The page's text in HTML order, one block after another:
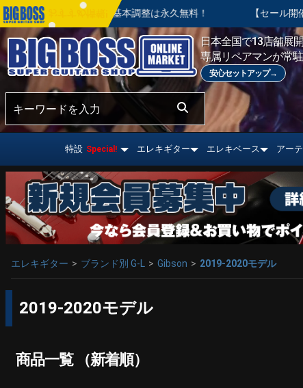
購入後の基本調整は永久無料！ 【セール開催中】BIG
日本全国で13店舗展
専属リペアマンが常
安心セットアップ→
特設 Special! エレキギター エレキベース アー
エレキギター ブランド別 G-L Gibson 2019-2020モデル
2019-2020モデル
商品一覧 （新着順）